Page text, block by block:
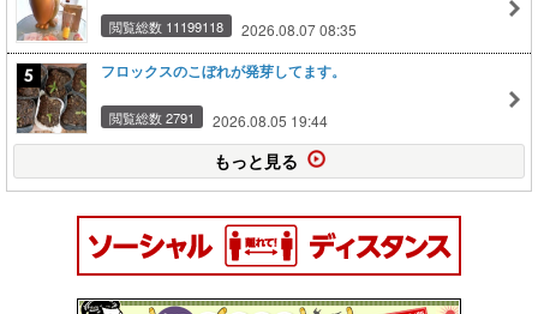
閲覧総数 11199118 2026.08.07 08:35
フロックスのこぼれが発芽してます。
閲覧総数 2791 2026.08.05 19:44
もっと見る